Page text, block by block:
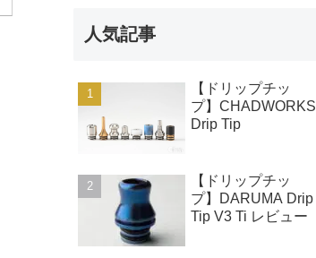
人気記事
【ドリップチッ
プ】CHADWORKS
Drip Tip
【ドリップチッ
プ】DARUMA Drip
Tip V3 Ti レビュー